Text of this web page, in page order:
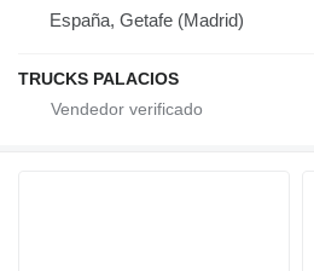
España, Getafe (Madrid)
TRUCKS PALACIOS